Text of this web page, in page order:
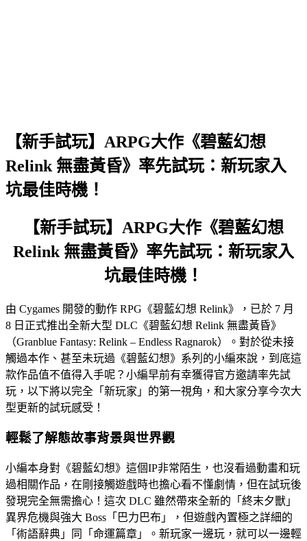
【新手試玩】ARPG大作《碧藍幻想
Relink 無盡黃昏》率先試玩：新玩家入
坑最佳時機！
【新手試玩】ARPG大作《碧藍幻想
Relink 無盡黃昏》率先試玩：新玩家入
坑最佳時機！
由 Cygames 開發的動作 RPG《碧藍幻想 Relink》，已於 7 月
8 日正式推出全新大型 DLC《碧藍幻想 Relink 無盡黃昏》
（Granblue Fantasy: Relink – Endless Ragnarok）。對於從未接
觸過本作、甚至未玩過《碧藍幻想》系列的小編來說，到底這
款作品值不值得入手呢？小編早前有幸獲得官方邀請率先試
玩，以下將以完全「新玩家」的第一視角，和大家分享今次大
型更新的試玩感受！
輕鬆了解態故事背景與世界觀
小編本身對《碧藍幻想》這個IP非常陌生，也沒看過動畫和玩
過相關作品，在剛接觸遊戲時也擔心看不懂劇情，但在試玩後
發現完全無需擔心！這次 DLC 雖然帶來全新的「終末夕獸」
異界危機與強大 Boss「巴力巴布」，但遊戲內置極之詳細的
「術語辭典」同「命運篇章」。新玩家一邊玩，就可以一邊輕